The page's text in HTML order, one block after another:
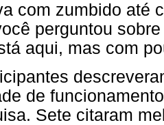
com zumbido até
perguntou
aqui, mas com
de
Sete citaram